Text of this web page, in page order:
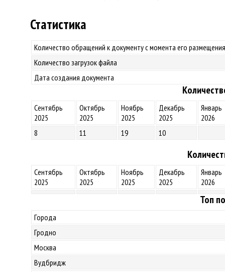
Статистика
Количество обращений к документу с момента его
Количество загрузок файла
Дата создания документа
Сентябрь
2025
Октябрь
2025
Ноябрь
2025
Декабрь
2025
Январь
2026
8
11 19 10
Сентябрь
2025
Октябрь
2025
Ноябрь
2025
Декабрь
2025
Январь
2026
Топ
Города
Гродно
Москва
Вудбридж